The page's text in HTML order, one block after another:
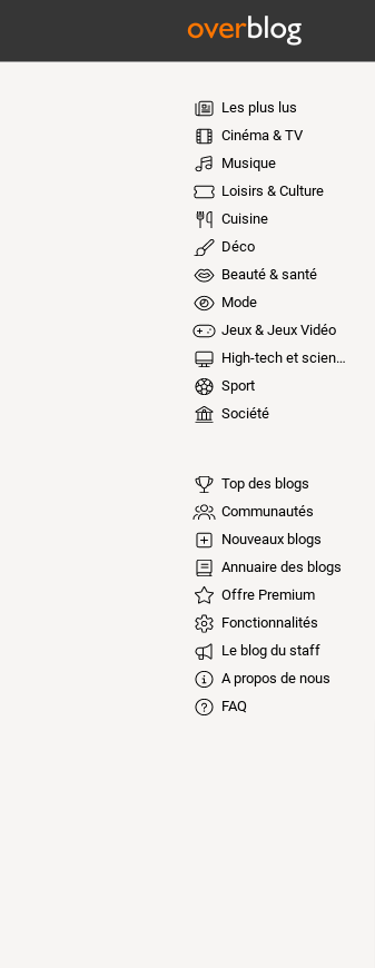
Les plus lus
Cinéma & TV
Musique
Loisirs & Culture
Cuisine
Déco
Beauté & santé
Mode
Jeux & Jeux Vidéo
High-tech et sciences
Sport
Société
Top des blogs
Communautés
Nouveaux blogs
Annuaire des blogs
Offre Premium
Fonctionnalités
Le blog du staff
A propos de nous
FAQ